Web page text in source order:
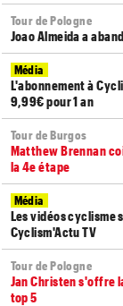
Tour de Pologne
Joao Almeida a
Média
L'abonnement à
9,99€ pour 1 an
Tour de Burgos
Matthew Brennan
la 4e étape
Média
Les vidéos cyclisme
Cyclism'Actu TV
Tour de Pologne
Jan Christen s'offre
top 5